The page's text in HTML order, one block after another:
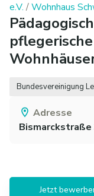
e.V. /Wohnhaus
Bundesvereinigung
Adresse
Bismarckstraße
Jetzt